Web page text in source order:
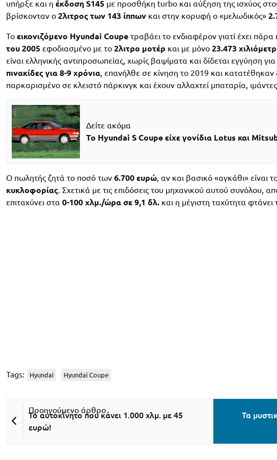
υπήρξε και η έκδοση S145 με προσθήκη turbo και αύξηση της ισχύος
βρίσκονταν ο 2λιτρος των 143 ίππων και στην κορυφή ο «μελωδικός»
Το εικονιζόμενο Hyundai Coupe τραβάει το ενδιαφέρον γιατί έχει πάρα
του 2005 εφοδιασμένο με το 2λιτρο μοτέρ και με μόνο 23.473
είναι ελληνικής αντιπροσωπείας, χωρίς βαψίματα και δίδεται εγγύηση
πινακίδες για 8-9 χρόνια, επανήλθε σε κίνηση το 2019 και κατατέθηκαν
παρκαρισμένο σε κλειστό πάρκινγκ και έχουν αλλαχτεί μπαταρία,
Δείτε ακόμα
Το Hyundai S Coupe είχε γονίδια Lotus και
Ο πωλητής ζητά το ποσό των 6.700 ευρώ, αν και βασικό «αγκάθι» είναι
κυκλοφορίας. Σχετικά με τις επιδόσεις του μηχανικού αυτού συνόλου,
επιταχύνει στα 0-100 χλμ./ώρα σε 9,1 δλ. και η μέγιστη ταχύτητα
Tags: Hyundai Hyundai Coupe
To αυτοκίνητο που κάνει 1.000 χλμ. με 45
ευρώ!
Τα